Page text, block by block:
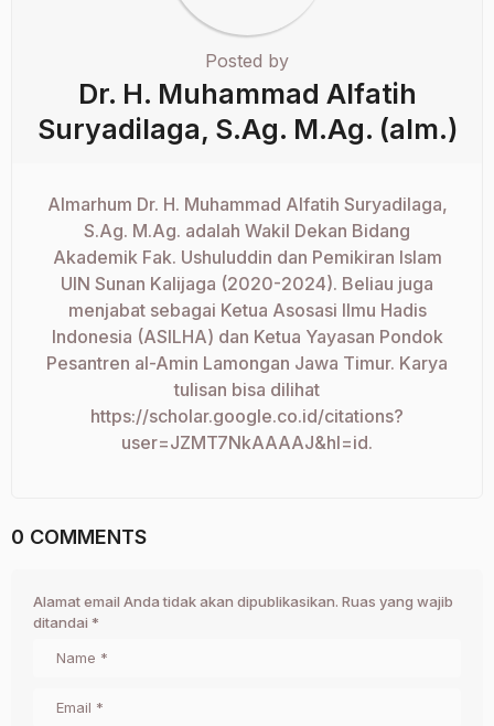
Posted by
Dr. H. Muhammad Alfatih
Suryadilaga, S.Ag. M.Ag. (alm.)
Almarhum Dr. H. Muhammad Alfatih Suryadilaga,
S.Ag. M.Ag. adalah Wakil Dekan Bidang
Akademik Fak. Ushuluddin dan Pemikiran Islam
UIN Sunan Kalijaga (2020-2024). Beliau juga
menjabat sebagai Ketua Asosasi Ilmu Hadis
Indonesia (ASILHA) dan Ketua Yayasan Pondok
Pesantren al-Amin Lamongan Jawa Timur. Karya
tulisan bisa dilihat
https://scholar.google.co.id/citations?
user=JZMT7NkAAAAJ&hl=id.
0 COMMENTS
Alamat email Anda tidak akan dipublikasikan. Ruas yang wajib
ditandai *